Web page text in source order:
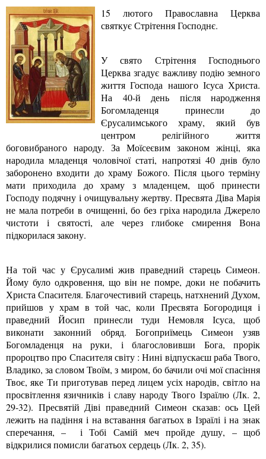
15 лютого Православна Церква
святкує Стрітення Господнє.
У свято Стрітення Господнього
Церква згадує важливу подію земного
життя Господа нашого Ісуса Христа.
На 40-й день після народження
Богомладенця принесли до
Єрусалимського храму, який був
центром релігійного життя
боговибраного народу. За Моїсеєвим законом жінці, яка
народила младенця чоловічої статі, напротязі 40 днів було
заборонено входити до храму Божого. Після цього терміну
мати приходила до храму з младенцем, щоб принести
Господу подячну і очищувальну жертву. Пресвята Діва Марія
не мала потреби в очищенні, бо без гріха народила Джерело
чистоти і святості, але через глибоке смирення Вона
підкорилася закону.
На той час у Єрусалимі жив праведний старець Симеон.
Йому було одкровення, що він не помре, доки не побачить
Христа Спасителя. Благочестивий старець, натхнений Духом,
прийшов у храм в той час, коли Пресвята Богородиця і
праведний Йосип принесли туди Немовля Ісуса, щоб
виконати законний обряд. Богоприїмець Симеон узяв
Богомладенця на руки, і благословивши Бога, прорік
пророцтво про Спасителя світу : Нині відпускаєш раба Твого,
Владико, за словом Твоїм, з миром, бо бачили очі мої спасіння
Твоє, яке Ти приготував перед лицем усіх народів, світло на
просвітлення язичників і славу народу Твого Ізраїлю (Лк. 2,
29-32). Пресвятій Діві праведний Симеон сказав: ось Цей
лежить на падіння і на вставання багатьох в Ізраїлі і на знак
сперечання, – і Тобі Самій меч пройде душу, – щоб
відкрилися помисли багатьох сердець (Лк. 2, 35).